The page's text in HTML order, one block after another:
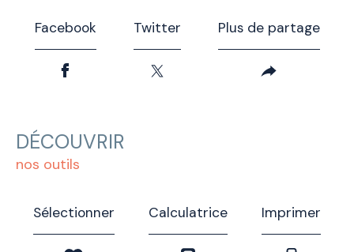
Facebook Twitter Plus de partage
DÉCOUVRIR
nos outils
Sélectionner Calculatrice Imprimer